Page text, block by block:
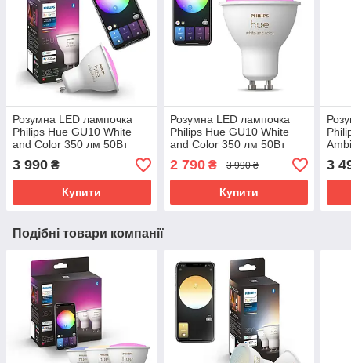
Розумна LED лампочка
Philips Hue GU10 White
and Color 350 лм 50Вт
5.7W, ZigBee, Bluetooth,
Apple HomeKit
3 990 ₴
Купити
Розумна LED лампочка
Philips Hue GU10 White
and Color 350 лм 50Вт
5.7W, ZigBee, Bluetooth,
Apple HomeKit, 1 шт.
2 790₴ 3 990 ₴
Купити
3
Подібні товари компанії